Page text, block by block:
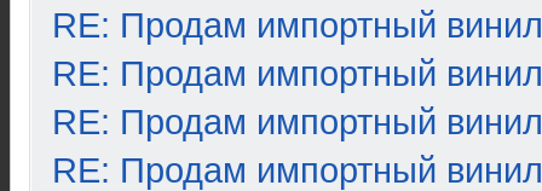
RE: Продам импортный винил
RE: Продам импортный винил
RE: Продам импортный винил
RE: Продам импортный винил